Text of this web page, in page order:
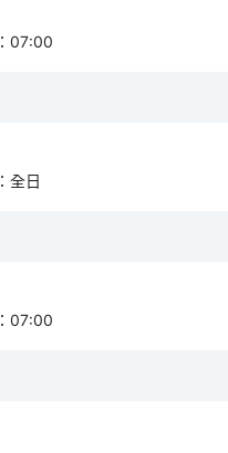
： 07:00
： 全日
： 07:00